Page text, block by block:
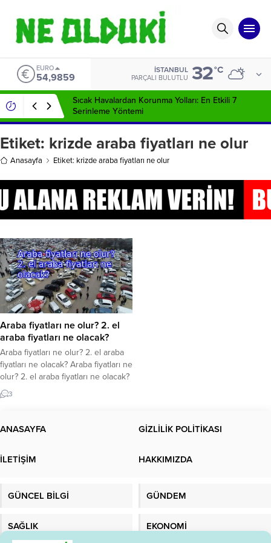
EURO
54,9859
İSTANBUL
PARÇALI BULUTLU 32°C
Sıcak Havalardan Korunma Yolları: En Etkili 7
Serinleme Yöntemi
Etiket: krizde araba fiyatları ne olur
Anasayfa Etiket: krizde araba fiyatları ne olur
Araba fiyatları ne olur? 2. el
araba fiyatları ne olacak?
Araba fiyatları ne olur? 2. el araba
fiyatları ne olacak? Araba fiyatları ne
olur? 2. el araba fiyatları ne olacak?
İkinci el araba fiyatları anketlerinde
yeniden arttı. Ülke genelinde
araştırılan bu konudaki son
düşer mi? ÖTV...
3
ANASAYFA GİZLİLİK POLİTİKASI
İLETİŞİM HAKKIMIZDA
GÜNCEL BİLGİ GÜNDEM
SAĞLIK EKONOMİ